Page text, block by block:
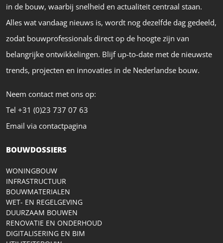
in de bouw, waarbij snelheid en actualiteit centraal staan.
Alles wat vandaag nieuws is, wordt nog dezelfde dag gedeeld,
zodat bouwprofessionals direct op de hoogte zijn van
belangrijke ontwikkelingen. Blijf up-to-date met de nieuwste
trends, projecten en innovaties in de Nederlandse bouw.
Neem contact met ons op:
Tel +31 (0)23 737 07 63
Email via contactpagina
BOUWDOSSIERS
WONINGBOUW
INFRASTRUCTUUR
BOUWMATERIALEN
WET- EN REGELGEVING
DUURZAAM BOUWEN
RENOVATIE EN ONDERHOUD
DIGITALISERING EN BIM